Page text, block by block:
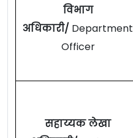
विभाग
अधिकारी/ Department
Officer
सहाय्यक लेखा